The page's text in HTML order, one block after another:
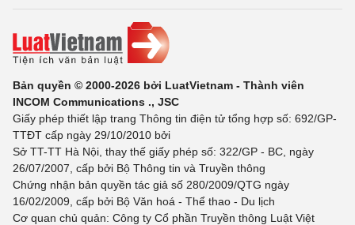
Bản quyền © 2000-2026 bởi LuatVietnam - Thành viên
INCOM Communications ., JSC
Giấy phép thiết lập trang Thông tin điện tử tổng hợp số: 692/GP-
TTĐT cấp ngày 29/10/2010 bởi
Sở TT-TT Hà Nội, thay thế giấy phép số: 322/GP - BC, ngày
26/07/2007, cấp bởi Bộ Thông tin và Truyền thông
Chứng nhận bản quyền tác giả số 280/2009/QTG ngày
16/02/2009, cấp bởi Bộ Văn hoá - Thể thao - Du lịch
Cơ quan chủ quản: Công ty Cổ phần Truyền thông Luật Việt